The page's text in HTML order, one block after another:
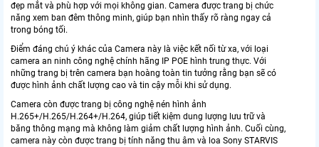
đẹp mắt và phù hợp với mọi không gian. Camera được trang bị chức
năng xem ban đêm thông minh, giúp bạn nhìn thấy rõ ràng ngay cả
trong bóng tối.
Điểm đáng chú ý khác của Camera này là việc kết nối từ xa, với loại
camera an ninh công nghệ chính hãng IP POE hình trung thực. Với
những trang bị trên camera bạn hoàng toàn tin tưởng rằng bạn sẽ có
được hình ảnh chất lượng cao và tin cậy mỗi khi sử dụng.
Camera còn được trang bị công nghệ nén hình ảnh
H.265+/H.265/H.264+/H.264, giúp tiết kiệm dung lượng lưu trữ và
băng thông mạng mà không làm giảm chất lượng hình ảnh. Cuối cùng,
camera này còn được trang bị tính năng thu âm và loa Sony STARVIS